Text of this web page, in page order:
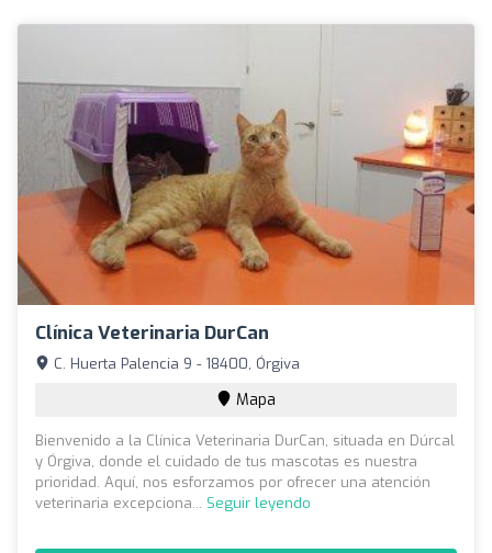
Clínica Veterinaria DurCan
C. Huerta Palencia 9 - 18400, Órgiva
Mapa
Bienvenido a la Clínica Veterinaria DurCan, situada en Dúrcal
y Órgiva, donde el cuidado de tus mascotas es nuestra
prioridad. Aquí, nos esforzamos por ofrecer una atención
veterinaria excepciona... Seguir leyendo